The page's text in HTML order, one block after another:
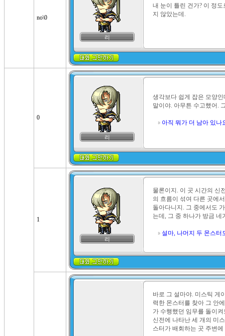
no\0
리
내 눈이 틀린 건가? 이 정
지 않았는데.
0
리
생각보다 쉽게 잡은 모양
말이야. 아무튼 수고했어.
아직 뭐가 더 남아 있나
1
리
물론이지. 이 곳 시간의 신
의 흐름이 섞여 다른 곳에
돌아다니지. 그 중에서도
는데, 그 중 하나가 방금 네
설마, 나머지 두 몬스터
바로 그 설마야. 미스틱 게
력한 몬스터를 찾아 그 안
가 수행했던 임무를 돌이
신전에 나타난 세 개의 미
스터가 배회하는 곳 주변